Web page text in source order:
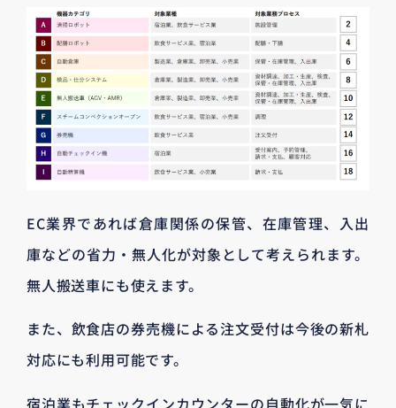
EC業界であれば倉庫関係の保管、在庫管理、入出
庫などの省力・無人化が対象として考えられます。
無人搬送車にも使えます。
また、飲食店の券売機による注文受付は今後の新札
対応にも利用可能です。
宿泊業もチェックインカウンターの自動化が一気に